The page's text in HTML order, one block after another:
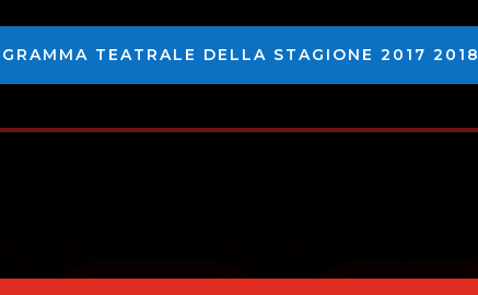
TEATRALE DELLA STAGIONE 2017 2018